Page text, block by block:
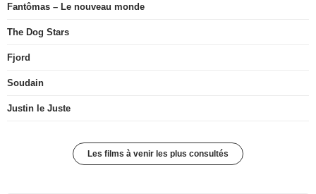
Fantômas – Le nouveau monde
The Dog Stars
Fjord
Soudain
Justin le Juste
Les films à venir les plus consultés